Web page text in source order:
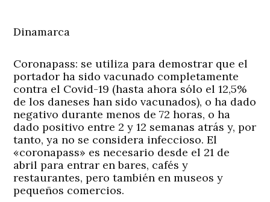
Dinamarca
Coronapass: se utiliza para demostrar que el
portador ha sido vacunado completamente
contra el Covid-19 (hasta ahora sólo el 12,5%
de los daneses han sido vacunados), o ha dado
negativo durante menos de 72 horas, o ha
dado positivo entre 2 y 12 semanas atrás y, por
tanto, ya no se considera infeccioso. El
«coronapass» es necesario desde el 21 de
abril para entrar en bares, cafés y
restaurantes, pero también en museos y
pequeños comercios.